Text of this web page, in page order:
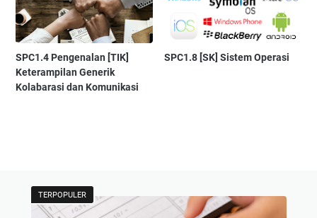
SPC1.4 Pengenalan [TIK]
Keterampilan Generik
Kolabarasi dan Komunikasi
SPC1.8 [SK] Sistem Operasi
TERPOPULER